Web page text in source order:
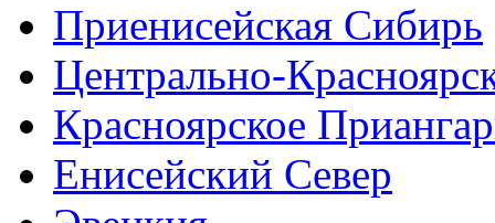
Приенисейская Сибирь
Центрально-
Красноярское
Енисейский Север